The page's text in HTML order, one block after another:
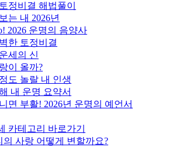
정비결 해법풀이
는 내 2026년
2026 운명의 음양사
한 토정비결
세의 신
이 올까?
도 놀랄 내 인생
내 운명 요약서
면 부활! 2026년 운명의 예언서
카테고리 바로가기
의 사랑 어떻게 변할까요?